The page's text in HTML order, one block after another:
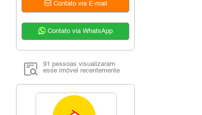
Contato via E-mail
Contato via WhatsApp
91 pessoas visualizaram
esse imóvel recentemente